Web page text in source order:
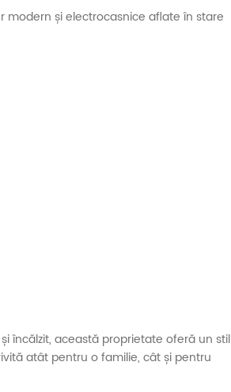
și electrocasnice aflate în stare
încălzit, această proprietate oferă un stil
atât pentru o familie, cât și pentru